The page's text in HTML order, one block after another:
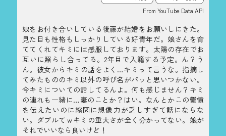
From YouTube Data API
娘をお付き合いしている後藤が結婚をお願いしにきた。
見た目も性格もしっかりしている好青年だ。娘さんを育
ててくれてキミには感服しております。太陽の存在でお
互いに照らし合ってる。2年目で入籍する予定。ん？う
ん。彼女からキミの話をよく…キミって言うな。指摘し
てみたもののキミ以外の呼び名がパッと思いつかない。
今キミについての話してるんよ。何も感じません？キミ
の連れも一緒に…妻のことか？はい。なんとかこの鬱憤
を伝えたいのに縮図に想像力が乏しすぎて話にならな
い。ダブルてｗキミの重大さが全く分かってない。娘が
それでいいなら良いけど！